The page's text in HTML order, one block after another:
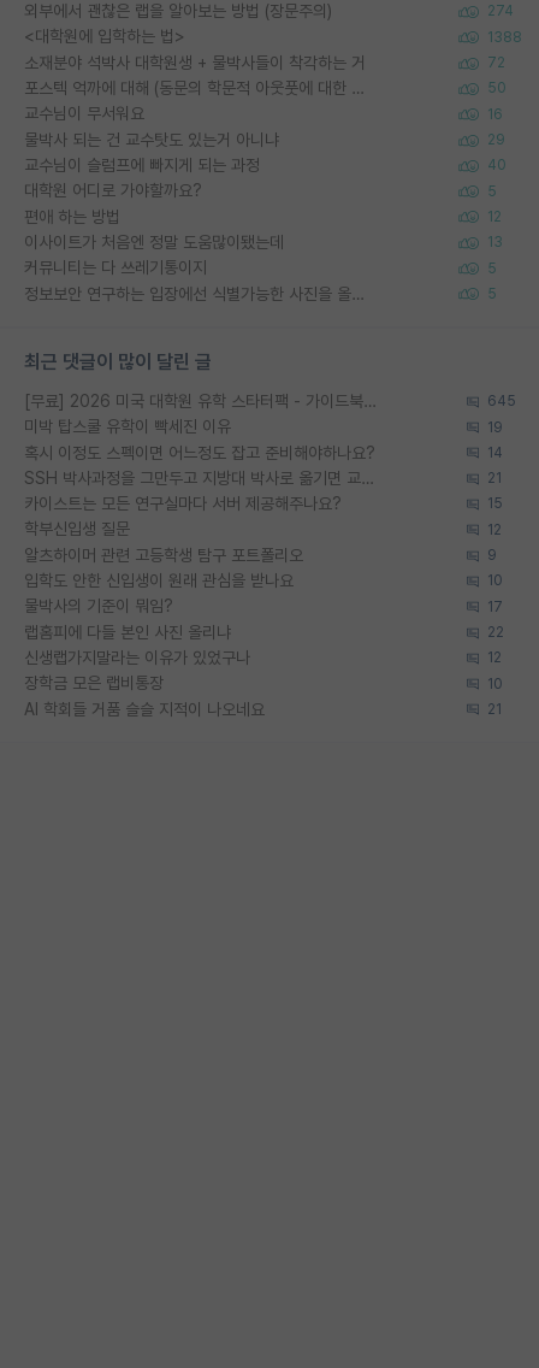
외부에서 괜찮은 랩을 알아보는 방법 (장문주의) 274
<대학원에 입학하는 법> 1388
소재분야 석박사 대학원생 + 물박사들이 착각하는 거 72
포스텍 억까에 대해 (동문의 학문적 아웃풋에 대한 반박) 50
교수님이 무서워요 16
물박사 되는 건 교수탓도 있는거 아니냐 29
교수님이 슬럼프에 빠지게 되는 과정 40
대학원 어디로 가야할까요? 5
편애 하는 방법 12
이사이트가 처음엔 정말 도움많이됐는데 13
커뮤니티는 다 쓰레기통이지 5
정보보안 연구하는 입장에선 식별가능한 사진을 올리는건 비추이긴함 5
최근 댓글이 많이 달린 글
[무료] 2026 미국 대학원 유학 스타터팩 - 가이드북 & 합격자 컨택메일 템플릿 645
미박 탑스쿨 유학이 빡세진 이유 19
혹시 이정도 스펙이면 어느정도 잡고 준비해야하나요? 14
SSH 박사과정을 그만두고 지방대 박사로 옮기면 교수의 꿈은 끝일까요? 21
카이스트는 모든 연구실마다 서버 제공해주나요? 15
학부신입생 질문 12
알츠하이머 관련 고등학생 탐구 포트폴리오 9
입학도 안한 신입생이 원래 관심을 받나요 10
물박사의 기준이 뭐임? 17
랩홈피에 다들 본인 사진 올리냐 22
신생랩가지말라는 이유가 있었구나 12
장학금 모은 랩비통장 10
AI 학회들 거품 슬슬 지적이 나오네요 21